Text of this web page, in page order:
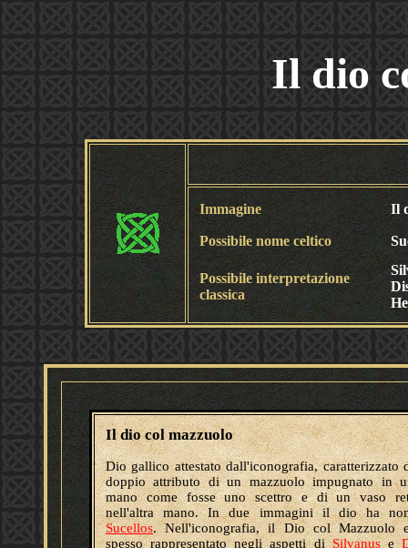
Il dio
Immagine Il
Possibile nome celtico
Possibile interpretazione
classica
Il dio col mazzuolo
Dio gallico attestato dall'iconografia, caratterizzato
doppio attributo di un mazzuolo impugnato in
mano come fosse uno scettro e di un vaso
nell'altra mano. In due immagini il dio ha
Sucellos. Nell'iconografia, il Dio col Mazzuolo
spesso rappresentato negli aspetti diSilvanuse